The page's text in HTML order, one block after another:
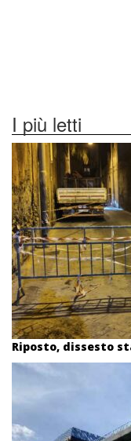
I più letti
Riposto, dissesto